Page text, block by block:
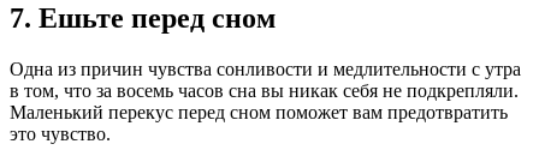
7. Ешьте перед сном
Одна из причин чувства сонливости и медлительности с утра
в том, что за восемь часов сна вы никак себя не подкрепляли.
Маленький перекус перед сном поможет вам предотвратить
это чувство.